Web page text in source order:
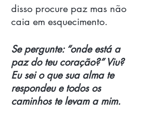
disso procure paz mas não
caia em esquecimento.
Se pergunte: “onde está a
paz do teu coração?” Viu?
Eu sei o que sua alma te
respondeu e todos os
caminhos te levam a mim.